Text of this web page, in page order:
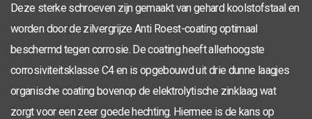
Deze sterke schroeven zijn gemaakt van gehard koolstofstaal en
worden door de zilvergrijze Anti Roest-coating optimaal
beschermd tegen corrosie. De coating heeft allerhoogste
corrosiviteitsklasse C4 en is opgebouwd uit drie dunne laagjes
organische coating bovenop de elektrolytische zinklaag wat
zorgt voor een zeer goede hechting. Hiermee is de kans op